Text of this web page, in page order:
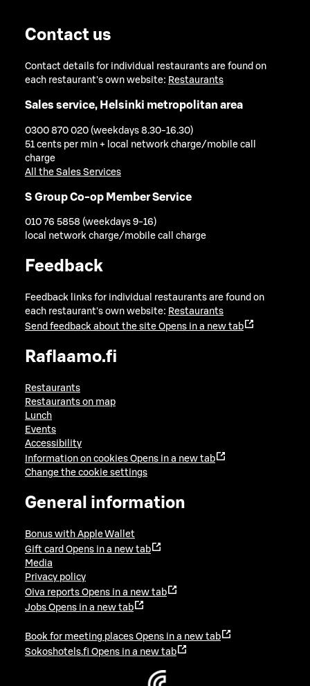
Contact us
Contact details for individual restaurants are found on
each restaurant's own website: Restaurants
Sales service, Helsinki metropolitan area
0300 870 020 (weekdays 8.30-16.30)
51 cents per min + local network charge/mobile call
charge
All the Sales Services
S Group Co-op Member Service
010 76 5858 (weekdays 9-16)
local network charge/mobile call charge
Feedback
Feedback links for individual restaurants are found on
each restaurant's own website: Restaurants
Send feedback about the site Opens in a new tab
Raflaamo.fi
Restaurants
Restaurants on map
Lunch
Events
Accessibility
Information on cookies Opens in a new tab
Change the cookie settings
General information
Bonus with Apple Wallet
Gift card Opens in a new tab
Media
Privacy policy
Oiva reports Opens in a new tab
Jobs Opens in a new tab
Book for meeting places Opens in a new tab
Sokoshotels.fi Opens in a new tab